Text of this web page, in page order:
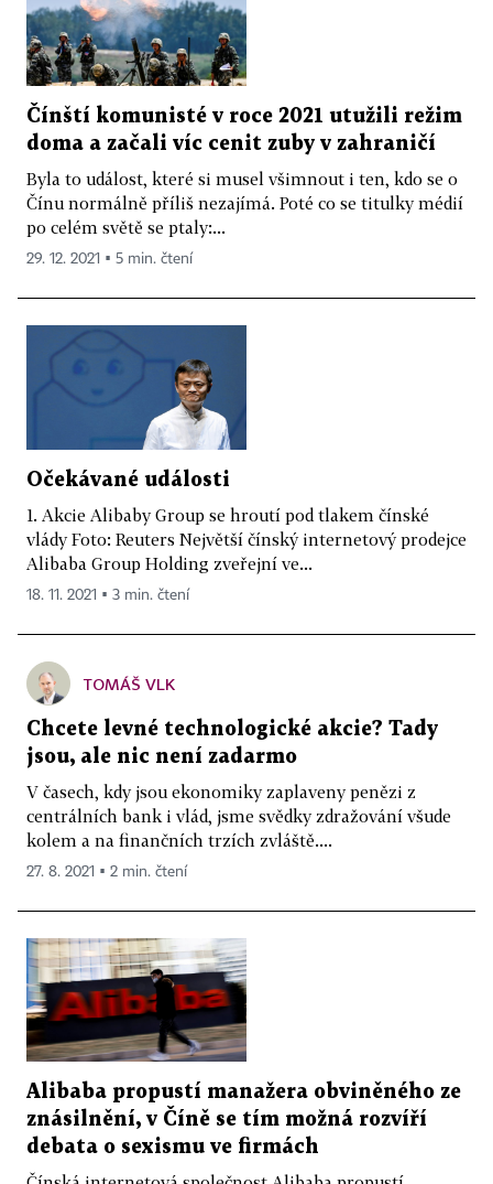
Čínští komunisté v roce 2021 utužili režim
doma a začali víc cenit zuby v zahraničí
Byla to událost, které si musel všimnout i ten, kdo se o
Čínu normálně příliš nezajímá. Poté co se titulky médií
po celém světě se ptaly:...
29. 12. 2021 ▪ 5 min. čtení
Očekávané události
1. Akcie Alibaby Group se hroutí pod tlakem čínské
vlády Foto: Reuters Největší čínský internetový prodejce
Alibaba Group Holding zveřejní ve...
18. 11. 2021 ▪ 3 min. čtení
TOMÁŠ VLK
Chcete levné technologické akcie? Tady
jsou, ale nic není zadarmo
V časech, kdy jsou ekonomiky zaplaveny penězi z
centrálních bank i vlád, jsme svědky zdražování všude
kolem a na finančních trzích zvláště....
27. 8. 2021 ▪ 2 min. čtení
Alibaba propustí manažera obviněného ze
znásilnění, v Číně se tím možná rozvíří
debata o sexismu ve firmách